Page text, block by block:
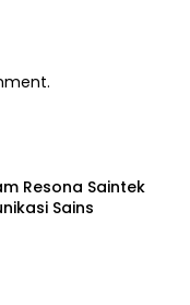
Resona Saintek
Sains